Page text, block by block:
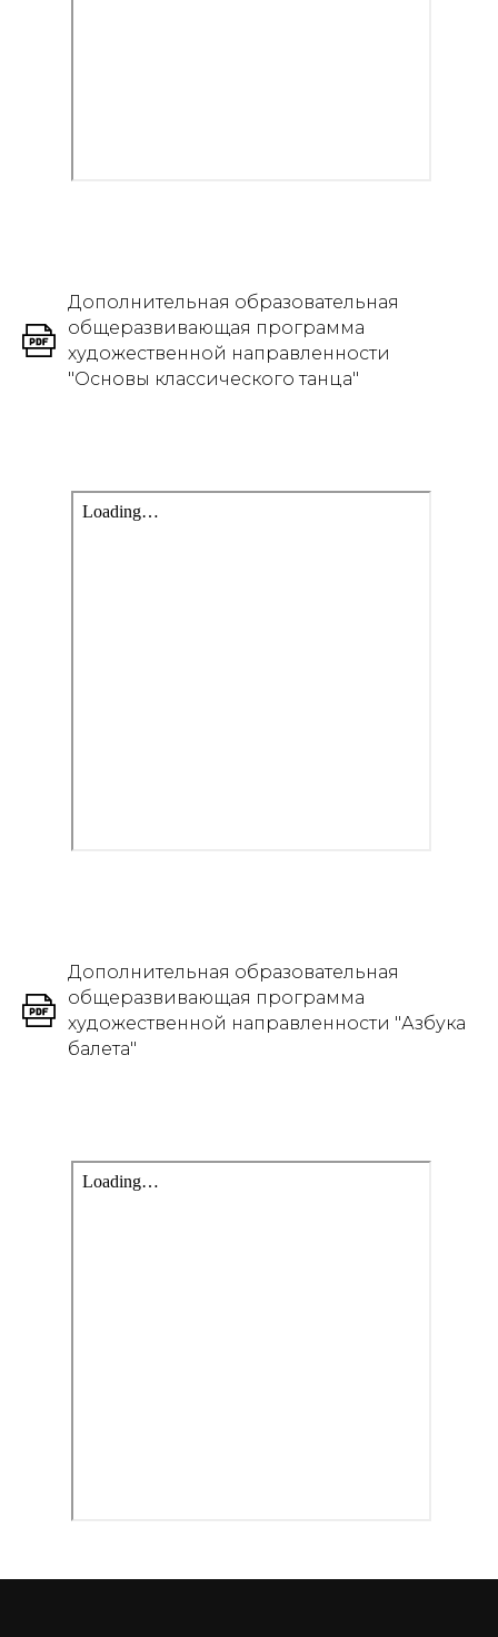
Дополнительная образовательная
общеразвивающая программа
художественной направленности
"Основы классического танца"
Дополнительная образовательная
общеразвивающая программа
художественной направленности "Азбука
балета"